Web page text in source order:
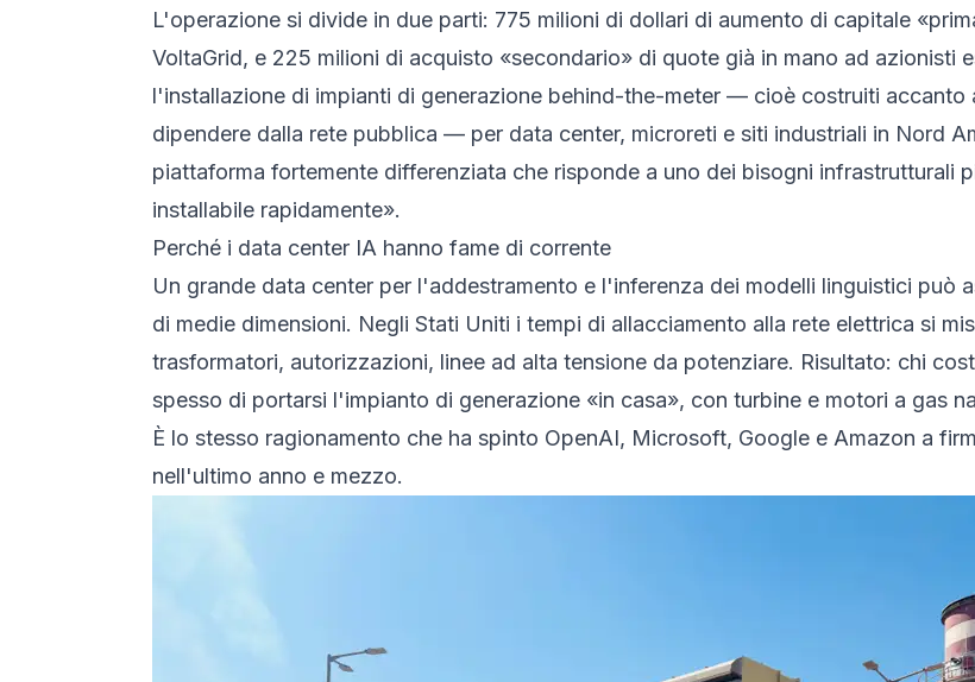
L'operazione si divide in due parti: 775 milioni di dollari di aumento di capitale
VoltaGrid, e 225 milioni di acquisto «secondario» di quote già in mano ad azionisti
l'installazione di impianti di generazione behind-the-meter — cioè costruiti accanto
dipendere dalla rete pubblica — per data center, microreti e siti industriali in Nord
piattaforma fortemente differenziata che risponde a uno dei bisogni infrastrutturali
installabile rapidamente».
Perché i data center IA hanno fame di corrente
Un grande data center per l'addestramento e l'inferenza dei modelli linguistici può
di medie dimensioni. Negli Stati Uniti i tempi di allacciamento alla rete elettrica si
trasformatori, autorizzazioni, linee ad alta tensione da potenziare. Risultato: chi
spesso di portarsi l'impianto di generazione «in casa», con turbine e motori a gas
È lo stesso ragionamento che ha spinto OpenAI, Microsoft, Google e Amazon a
nell'ultimo anno e mezzo.